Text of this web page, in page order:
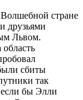
стране
друзьями
Львом.
сбиты
так
бы Элли